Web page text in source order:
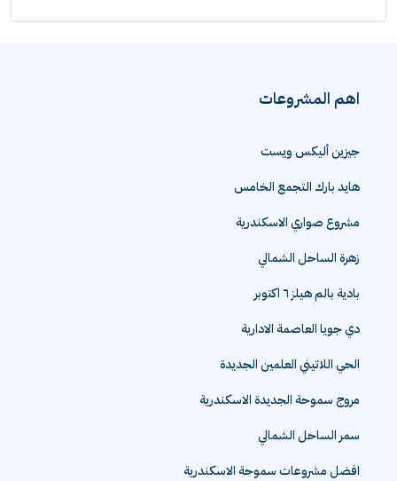
اهم المشروعات
جيزين أليكس ويست
هايد بارك التجمع الخامس
مشروع صواري الاسكندرية
زهرة الساحل الشمالي
بادية بالم هيلز ٦ اكتوبر
دي جويا العاصمة الادارية
الحي اللاتيني العلمين الجديدة
مروج سموحة الجديدة الاسكندرية
سمر الساحل الشمالي
افضل مشروعات سموحة الاسكندرية